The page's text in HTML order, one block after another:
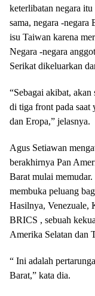
keterlibatan negara
sama, negara -negara
isu Taiwan karena
Negara -negara
Serikat dikeluarkan
“Sebagai akibat,
di tiga front pada saat
dan Eropa,” jelasnya.
Agus Setiawan
berakhirnya Pan
Barat mulai memudar.
membuka peluang
Hasilnya, Venezuale,
BRICS , sebuah
Amerika Selatan dan
“ Ini adalah
Barat,” kata dia.